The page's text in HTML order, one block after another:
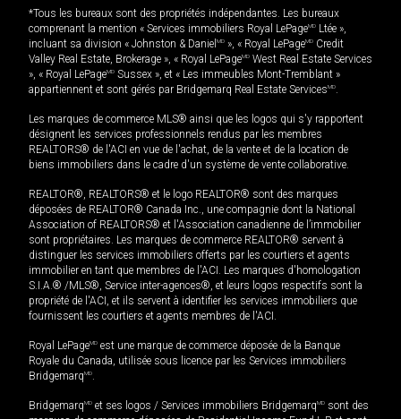
*Tous les bureaux sont des propriétés indépendantes. Les bureaux
comprenant la mention « Services immobiliers Royal LePageMD Ltée »,
incluant sa division « Johnston & Daniel MD », « Royal LePageMD Credit
Valley Real Estate, Brokerage », « Royal LePageMD West Real Estate Services
», « Royal LePageMD Sussex », et « Les immeubles Mont-Tremblant »
appartiennent et sont gérés par Bridgemarq Real Estate ServicesMD.
Les marques de commerce MLS® ainsi que les logos qui s'y rapportent
désignent les services professionnels rendus par les membres
REALTORS® de l'ACI en vue de l'achat, de la vente et de la location de
biens immobiliers dans le cadre d'un système de vente collaborative.
REALTOR®, REALTORS® et le logo REALTOR® sont des marques
déposées de REALTOR® Canada Inc., une compagnie dont la National
Association of REALTORS® et l'Association canadienne de l’immobilier
sont propriétaires. Les marques de commerce REALTOR® servent à
distinguer les services immobiliers offerts par les courtiers et agents
immobilier en tant que membres de l'ACI. Les marques d'homologation
S.I.A.® /MLS®, Service inter-agences®, et leurs logos respectifs sont la
propriété de l'ACI, et ils servent à identifier les services immobiliers que
fournissent les courtiers et agents membres de l'ACI.
Royal LePageMD est une marque de commerce déposée de la Banque
Royale du Canada, utilisée sous licence par les Services immobiliers
BridgemarqMD.
BridgemarqMD et ses logos / Services immobiliers BridgemarqMD sont des